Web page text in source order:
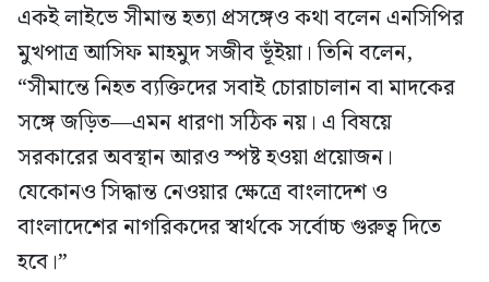
একই লাইভে সীমান্ত হত্যা প্রসঙ্গেও কথা বলেন এনসিপির
মুখপাত্র আসিফ মাহমুদ সজীব ভূঁইয়া। তিনি বলেন,
“সীমান্তে নিহত ব্যক্তিদের সবাই চোরাচালান বা মাদকের
সঙ্গে জড়িত—এমন ধারণা সঠিক নয়। এ বিষয়ে
সরকারের অবস্থান আরও স্পষ্ট হওয়া প্রয়োজন।
যেকোনও সিদ্ধান্ত নেওয়ার ক্ষেত্রে বাংলাদেশ ও
বাংলাদেশের নাগরিকদের স্বার্থকে সর্বোচ্চ গুরুত্ব দিতে
হবে।”